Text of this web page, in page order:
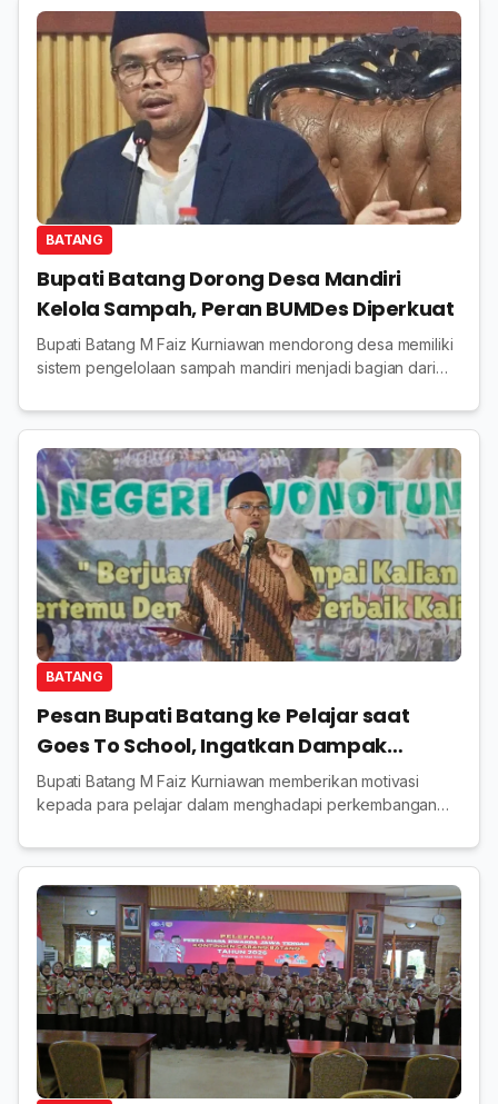
BATANG
Bupati Batang Dorong Desa Mandiri
Kelola Sampah, Peran BUMDes Diperkuat
Bupati Batang M Faiz Kurniawan mendorong desa memiliki
sistem pengelolaan sampah mandiri menjadi bagian dari
BATANG
Pesan Bupati Batang ke Pelajar saat
Goes To School, Ingatkan Dampak
Teknologi AI
Bupati Batang M Faiz Kurniawan memberikan motivasi
kepada para pelajar dalam menghadapi perkembangan